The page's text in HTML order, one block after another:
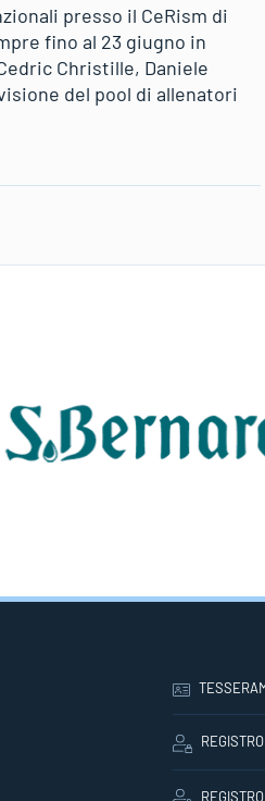
presso il CeRism di
fino al 23 giugno in
Christille, Daniele
del pool di allenatori